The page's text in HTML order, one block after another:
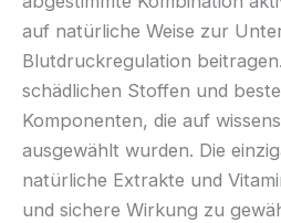
auf natürliche Weise zur
Blutdruckregulation
schädlichen Stoffen und
Komponenten, die auf
ausgewählt wurden. Die
natürliche Extrakte und
und sichere Wirkung zu